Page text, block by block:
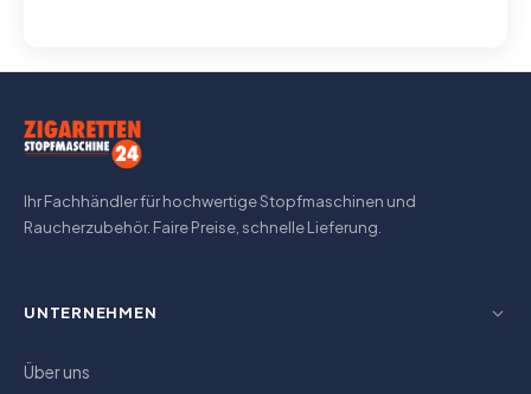
Ihr Fachhändler für hochwertige Stopfmaschinen und
Raucherzubehör. Faire Preise, schnelle Lieferung.
UNTERNEHMEN
Über uns